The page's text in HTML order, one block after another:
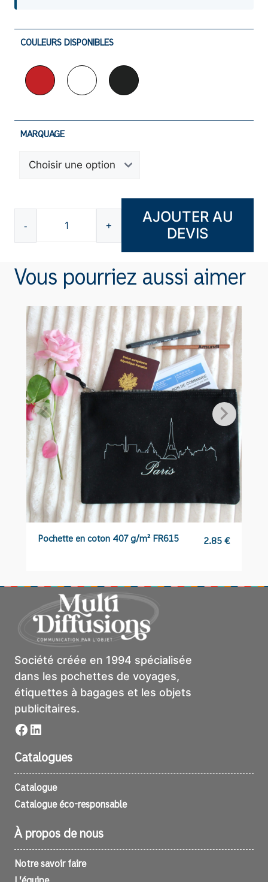
COULEURS DISPONIBLES
MARQUAGE
-
quantité
de
de
F801
+
AJOUTER AU
DEVIS
Vous pourriez aussi aimer
Pochette en coton 407 g/m² FR615 2.85€
Société créée en 1994 spécialisée
dans les pochettes de voyages,
étiquettes à bagages et les objets
publicitaires.
Facebook
LinkedIn
Catalogues
Catalogue
Catalogue éco-responsable
À propos de nous
Notre savoir faire